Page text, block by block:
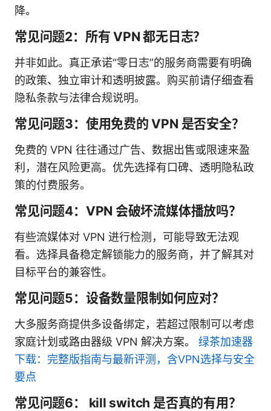
降。
常见问题2：所有 VPN 都无日志？
并非如此。真正承诺“零日志”的服务商需要有明确
的政策、独立审计和透明披露。购买前请仔细查看
隐私条款与法律合规说明。
常见问题3：使用免费的 VPN 是否安全？
免费的 VPN 往往通过广告、数据出售或限速来盈
利，潜在风险更高。优先选择有口碑、透明隐私政
策的付费服务。
常见问题4：VPN 会破坏流媒体播放吗？
有些流媒体对 VPN 进行检测，可能导致无法观
看。选择具备稳定解锁能力的服务商，并了解其对
目标平台的兼容性。
常见问题5：设备数量限制如何应对？
大多服务商提供多设备绑定，若超过限制可以考虑
家庭计划或路由器级 VPN 解决方案。 绿茶加速器
下载：完整版指南与最新评测，含VPN选择与安全
要点
常见问题6： kill switch 是否真的有用？